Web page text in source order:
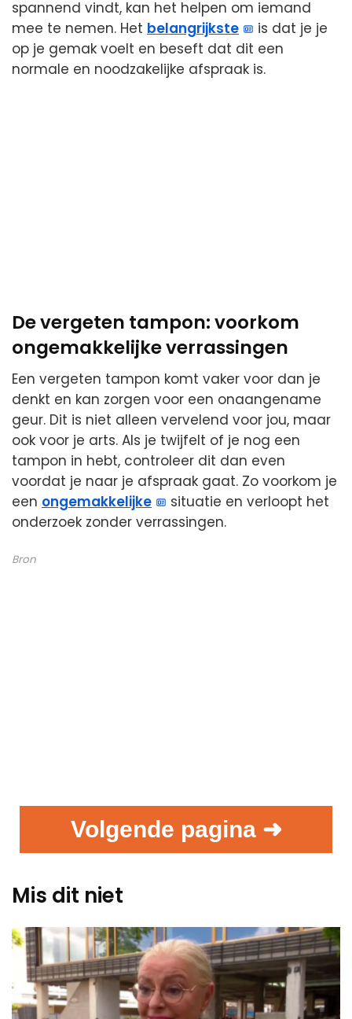
spannend vindt, kan het helpen om iemand
mee te nemen. Het belangrijkste
is dat je je
op je gemak voelt en beseft dat dit een
normale en noodzakelijke afspraak is.
De vergeten tampon: voorkom
ongemakkelijke verrassingen
Een vergeten tampon komt vaker voor dan je
denkt en kan zorgen voor een onaangename
geur. Dit is niet alleen vervelend voor jou, maar
ook voor je arts. Als je twijfelt of je nog een
tampon in hebt, controleer dit dan even
voordat je naar je afspraak gaat. Zo voorkom je
een ongemakkelijke
situatie en verloopt het
onderzoek zonder verrassingen.
Bron
Volgende pagina ➜
Mis dit niet